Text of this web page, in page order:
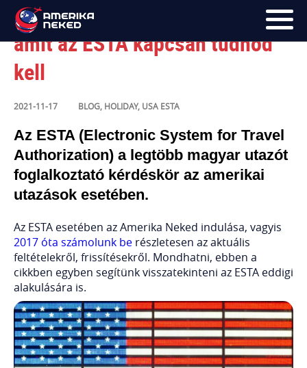
FŐOLDAL
HÍRLEVÉL
BLOG
RÓLUNK
KÉPEK
Mentsd el későbbre: minden,
amit az ESTA kapcsán tudnod
kell
BLOG, HOLIDAY, USA ESTA
2021-11-17
Az ESTA (Electronic System for Travel
Authorization) a legtöbb magyar utazót
foglalkoztató kérdéskör az amerikai
utazások esetében.
Az ESTA esetében az Amerika Neked indulása, vagyis
2017 óta számolunk be részletesen az aktuális
feltételekről, frissítésekről. Mondhatni, ebben a
cikkben egyben segítünk visszatekinteni az ESTA eddigi
alakulására is.